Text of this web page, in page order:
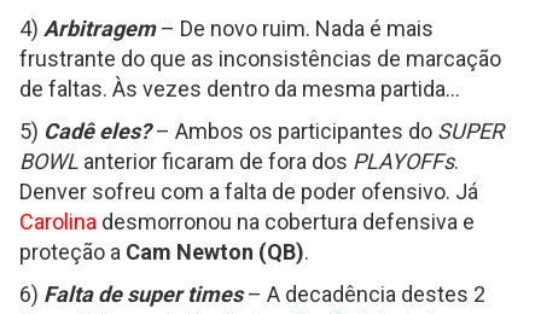
4) Arbitragem– De novo ruim. Nada é mais
frustrante do que as inconsistências de marcação
de faltas. Às vezes dentro da mesma partida...
5) Cadê eles?– Ambos os participantes do SUPER
BOWL anterior ficaram de fora dos PLAYOFFs.
Denver sofreu com a falta de poder ofensivo. Já
Carolina desmorronou na cobertura defensiva e
proteção a Cam Newton (QB).
6) Falta de super times– A decadência destes 2